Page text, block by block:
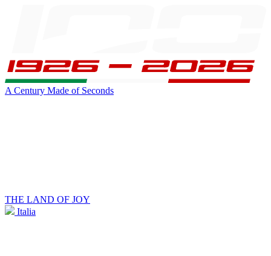
A Century Made of Seconds
THE LAND OF JOY
Italia